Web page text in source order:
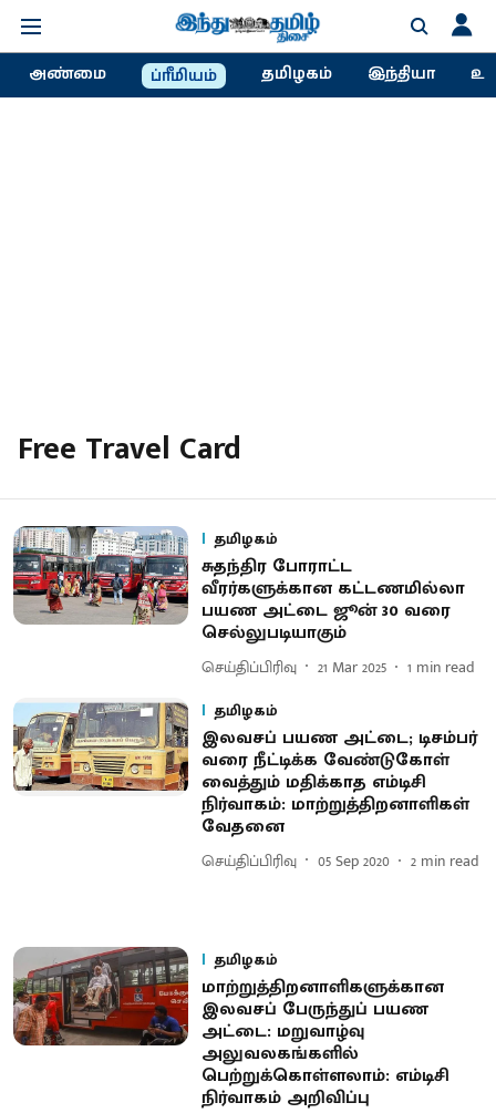
அண்மை ப்ரீமியம் தமிழகம் இந்தியா
Free Travel Card
தமிழகம்
சுதந்திர போராட்ட
வீரர்களுக்கான கட்டணமில்லா
பயண அட்டை ஜூன் 30 வரை
செல்லுபடியாகும்
செய்திப்பிரிவு 21 Mar 2025 1 min read
தமிழகம்
இலவசப் பயண அட்டை; டிசம்பர்
வரை நீட்டிக்க வேண்டுகோள்
வைத்தும் மதிக்காத எம்டிசி
நிர்வாகம்: மாற்றுத்திறனாளிகள்
வேதனை
செய்திப்பிரிவு 05 Sep 2020 2 min read
தமிழகம்
மாற்றுத்திறனாளிகளுக்கான
இலவசப் பேருந்துப் பயண
அட்டை: மறுவாழ்வு
அலுவலகங்களில்
பெற்றுக்கொள்ளலாம்: எம்டிசி
நிர்வாகம் அறிவிப்பு